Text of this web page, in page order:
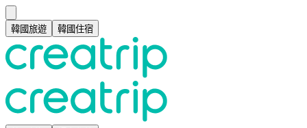
韓國旅遊 韓國住宿